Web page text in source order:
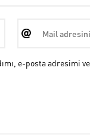
e-posta adresimi